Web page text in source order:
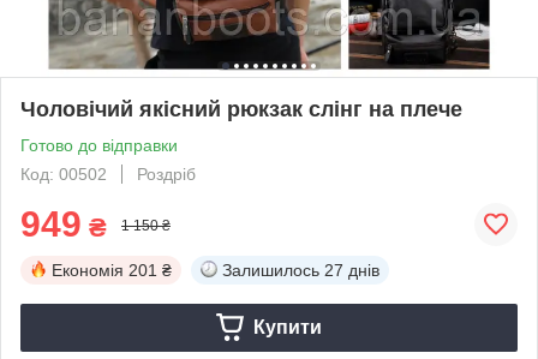
Чоловічий якісний рюкзак слінг на плече
Готово до відправки
Код: 00502
Роздріб
949 ₴ 1 150 ₴
Економія 201 ₴ Залишилось 27 днів
Купити